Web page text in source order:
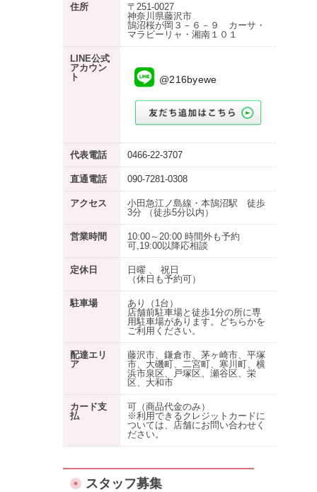
住所
〒251-0027
神奈川県藤沢市
鵠沼桜が岡３－６－９ カーサ・
マラビーリャ・湘南１０１
LINE公式
アカウン
ト
@216byewe
代表電話 0466-22-3707
直通電話 090-7281-0308
アクセス
小田急江ノ島線・本鵠沼駅 徒歩
3分 （徒歩5分以内）
営業時間
10:00～20:00 時間外も予約
可,19:00以降応相談
定休日
日曜 、 祝日
（休日も予約可）
駐車場 あり
（1台）
店舗前駐車場と徒歩1分の所に専
用駐車場があります。どちらかを
ご利用ください。
配達エリ
ア
藤沢市、鎌倉市、茅ヶ崎市、平塚
市、大磯町、二宮町、寒川町、横
浜市泉区、戸塚区、瀬谷区、栄
区、大和市
カード支
払
可（商品代金のみ）
※利用できるクレジットカードに
ついては、店舗にお問い合わせく
ださい。
スタッフ募集